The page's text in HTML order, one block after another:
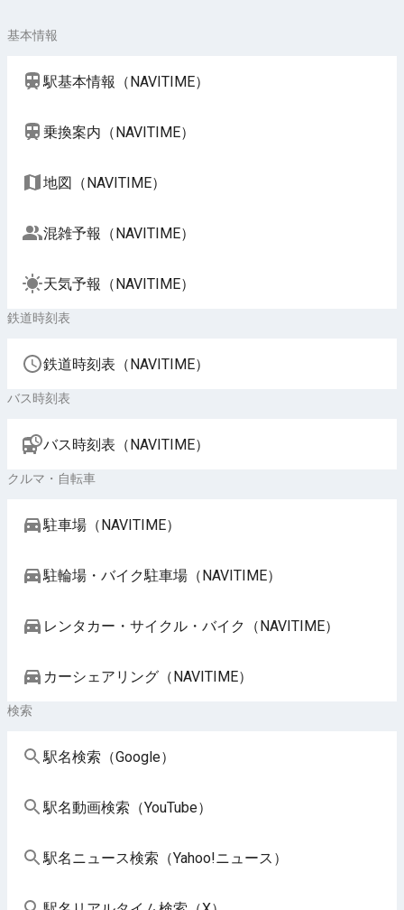
基本情報
駅基本情報（NAVITIME）
乗換案内（NAVITIME）
地図（NAVITIME）
混雑予報（NAVITIME）
天気予報（NAVITIME）
鉄道時刻表
鉄道時刻表（NAVITIME）
バス時刻表
バス時刻表（NAVITIME）
クルマ・自転車
駐車場（NAVITIME）
駐輪場・バイク駐車場（NAVITIME）
レンタカー・サイクル・バイク（NAVITIME）
カーシェアリング（NAVITIME）
検索
駅名検索（Google）
駅名動画検索（YouTube）
駅名ニュース検索（Yahoo!ニュース）